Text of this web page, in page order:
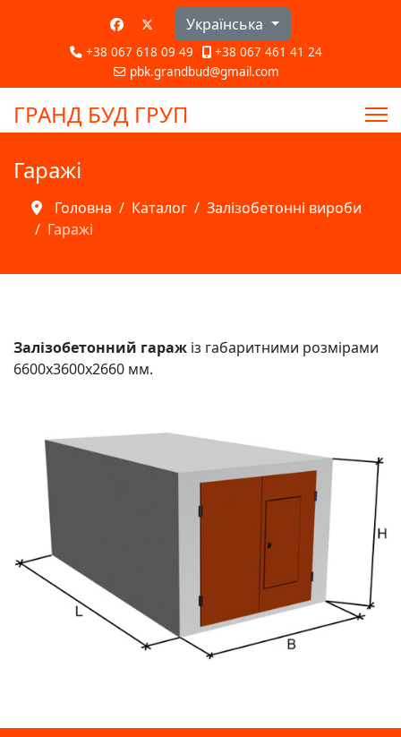
Оберіть свою мову
Українська
+38 067 618 09 49
+38 067 461 41 24
pbk.grandbud@gmail.com
ГРАНД БУД ГРУП
Гаражі
Головна Каталог
Залізобетонні вироби
Гаражі
Залізобетонний гараж із габаритними розмірами
6600х3600х2660 мм.